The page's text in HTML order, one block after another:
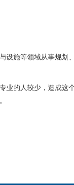
施等领域从事规划
的人较少，造成这